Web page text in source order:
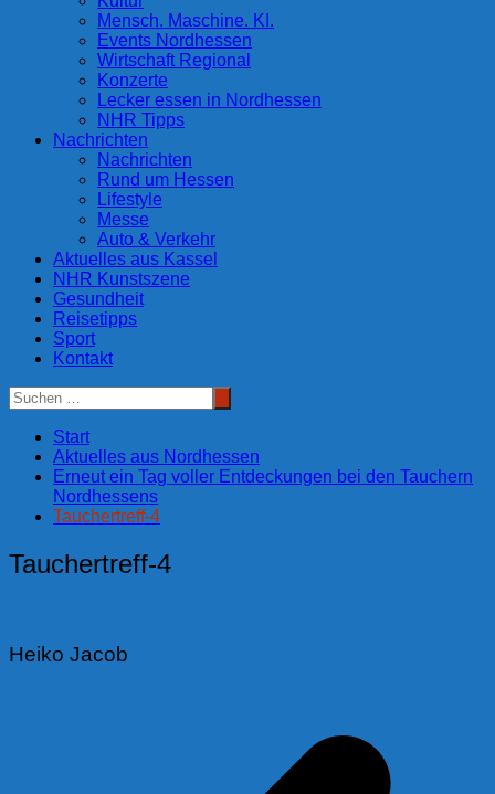
Mensch. Maschine. KI.
Events Nordhessen
Wirtschaft Regional
Konzerte
Lecker essen in Nordhessen
NHR Tipps
Nachrichten
Nachrichten
Rund um Hessen
Lifestyle
Messe
Auto & Verkehr
Aktuelles aus Kassel
NHR Kunstszene
Gesundheit
Reisetipps
Sport
Kontakt
Start
Aktuelles aus Nordhessen
Erneut ein Tag voller Entdeckungen bei den Tauchern
Nordhessens
Tauchertreff-4
Tauchertreff-4
Heiko Jacob